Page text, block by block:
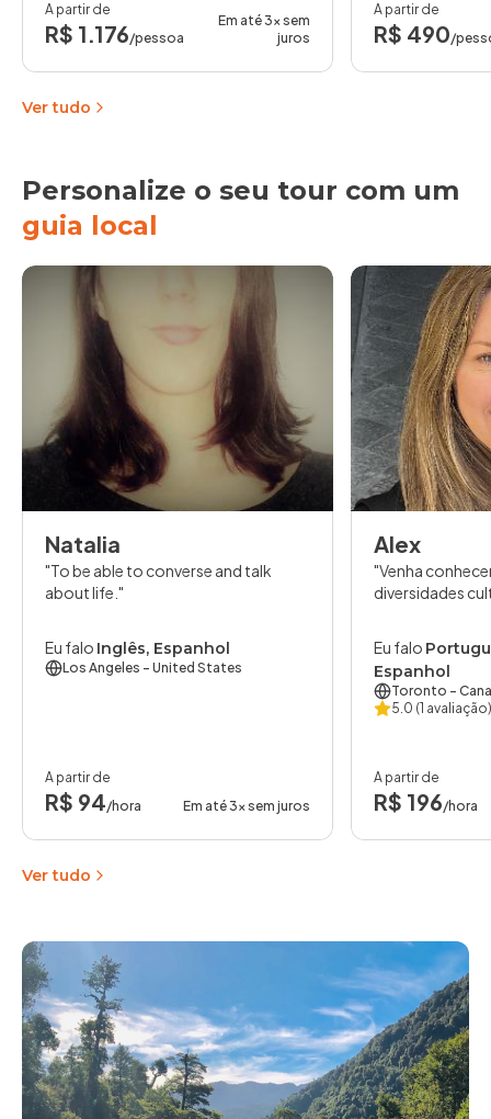
A partir de
R$ 1.176/pessoa
Em até 3x sem
juros
A partir de
R$ 490/
Ver tudo
Personalize o seu tour com um
guia local
Natalia
To be able to converse and talk
about life.
Eu falo Inglês, Espanhol
Los Angeles - United States
A partir de
R$ 94/hora Em até 3x sem juros
Alex
Venha
diversidades
Eu falo
Espanhol
Toronto -
5.0 (1 avaliação)
A partir de
R$ 196/hora
Ver tudo